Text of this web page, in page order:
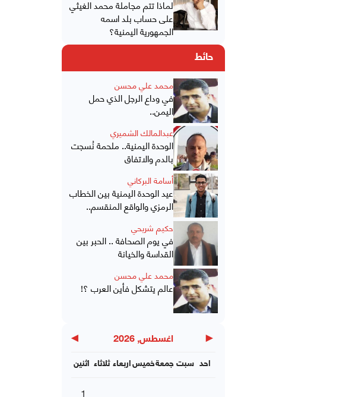
لماذا تتم مجاملة محمد الغيثي
على حساب بلد اسمه
الجمهورية اليمنية؟
حائط
محمد علي محسن
في وداع الرجل الذي حمل
اليمن..
عبدالمالك الشميري
الوحدة اليمنية.. ملحمة نُسجت
بالدم والاتفاق
أسامة البركاني
عيد الوحدة اليمنية بين الخطاب
الرمزي والواقع المنقسم..
حكيم شريحي
في يوم الصحافة .. الحبر بين
القداسة والخيانة
محمد علي محسن
عالم يتشكل فأين العرب ؟!
◀ اغسطس, 2026 ▶
اثنين ثلاثاء اربعاءخميسجمعة سبت احد
1